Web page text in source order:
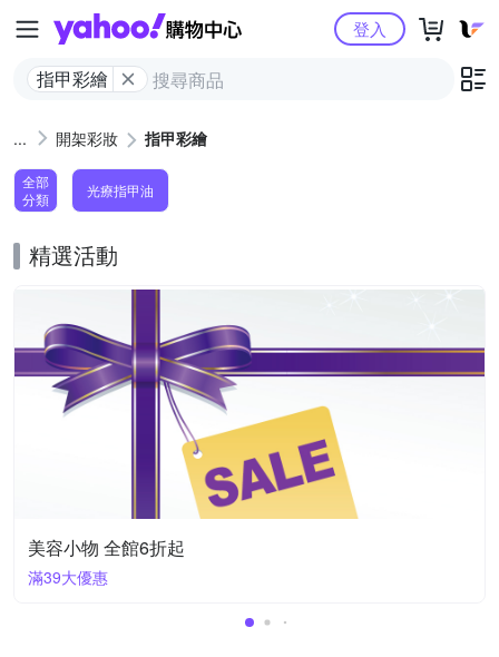
Yahoo購物中心
指甲彩繪
登入
開架彩妝 指甲彩繪
全部
分類
光療指甲油
精選活動
美容小物 全館6折起
滿39大優惠